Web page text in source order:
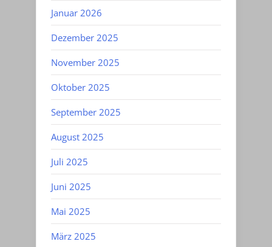
Januar 2026
Dezember 2025
November 2025
Oktober 2025
September 2025
August 2025
Juli 2025
Juni 2025
Mai 2025
März 2025